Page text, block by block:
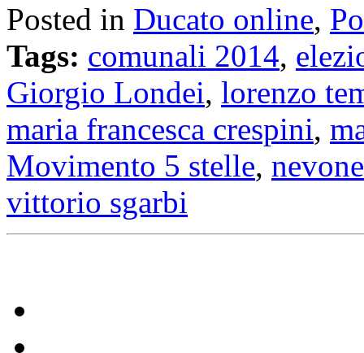
Posted in Ducato online,
Tags: comunali 2014,
Giorgio Londei, lorenzo
maria francesca crespini,
Movimento 5 stelle, nevone
vittorio sgarbi